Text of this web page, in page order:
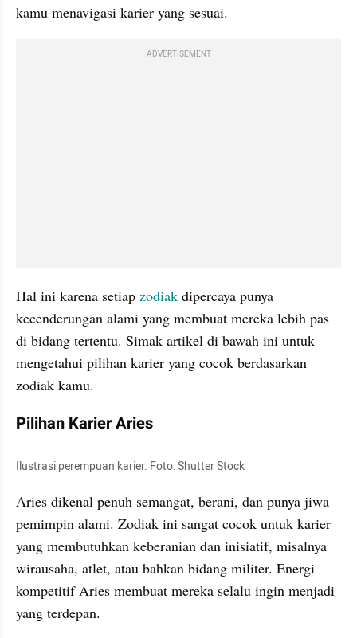
kamu menavigasi karier yang sesuai.
ADVERTISEMENT
Hal ini karena setiap zodiak dipercaya punya
kecenderungan alami yang membuat mereka lebih pas
di bidang tertentu. Simak artikel di bawah ini untuk
mengetahui pilihan karier yang cocok berdasarkan
zodiak kamu.
Pilihan Karier Aries
Ilustrasi perempuan karier. Foto: Shutter Stock
Aries dikenal penuh semangat, berani, dan punya jiwa
pemimpin alami. Zodiak ini sangat cocok untuk karier
yang membutuhkan keberanian dan inisiatif, misalnya
wirausaha, atlet, atau bahkan bidang militer. Energi
kompetitif Aries membuat mereka selalu ingin menjadi
yang terdepan.